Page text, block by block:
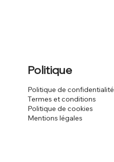
Politique
Politique de confidentialité
Termes et conditions
Politique de cookies
Mentions légales